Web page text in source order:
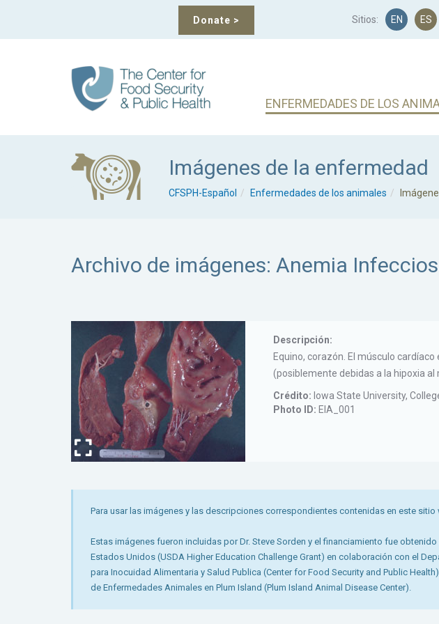
Donate > Sitios: EN ES
ENFERMEDADES DE LOS
Imágenes de la enfermedad
CFSPH-Español Enfermedades de los animales
Archivo de imágenes: Anemia
Descripción:
Equino, corazón. El músculo
(posiblemente debidas a la hipoxia al
Crédito: Iowa State University,
Photo ID: EIA_001
Para usar las imágenes y las descripciones correspondientes contenidas en este
Estas imágenes fueron incluidas por Dr. Steve Sorden y el financiamiento fue
Estados Unidos (USDA Higher Education Challenge Grant) en colaboración con el
para Inocuidad Alimentaria y Salud Publica (Center for Food Security and Public
de Enfermedades Animales en Plum Island (Plum Island Animal Disease Center).